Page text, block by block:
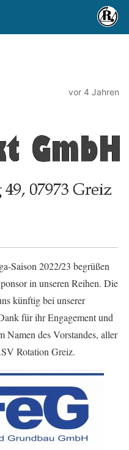
vor 4 Jahren
Saison 2022/23 begrüßen
in unseren Reihen. Die
künftig bei unserer
für ihr Engagement und
Namen des Vorstandes, aller
Rotation Greiz.